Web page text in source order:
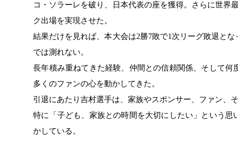
コ・ソラーレを破り、日本代表の座を獲得。さらに世界
ク出場を実現させた。
結果だけを見れば、本大会は2勝7敗で1次リーグ敗退と
では測れない。
長年積み重ねてきた経験、仲間との信頼関係、そして
多くのファンの心を動かしてきた。
引退にあたり吉村選手は、家族やスポンサー、ファン、
特に「子ども、家族との時間を大切にしたい」という
かしている。